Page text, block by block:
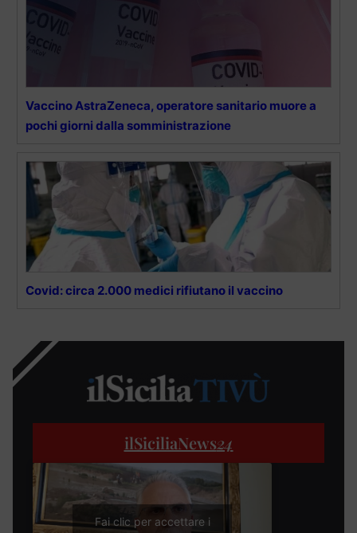
Vaccino AstraZeneca, operatore sanitario muore a
pochi giorni dalla somministrazione
Covid: circa 2.000 medici rifiutano il vaccino
ilSiciliaNews24
Fai clic per accettare i